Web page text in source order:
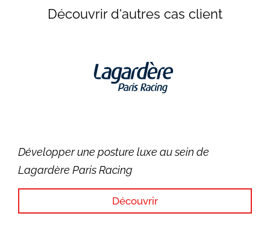
Découvrir d'autres cas client
Développer une posture luxe au sein de
Lagardère Paris Racing
Découvrir